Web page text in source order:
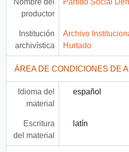
Nombre del
productor
Partido Social
Institución
archivística
Archivo
Hurtado
ÁREA DE CONDICIONES DE
Idioma del
material
español
Escritura
del material
latín